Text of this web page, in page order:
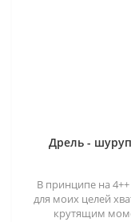
Дрель -
В принципе на
для моих целей
крутящим